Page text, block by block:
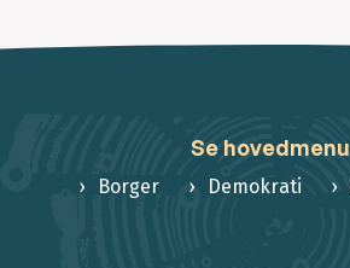
Se hovedmenu
Borger Demokrati